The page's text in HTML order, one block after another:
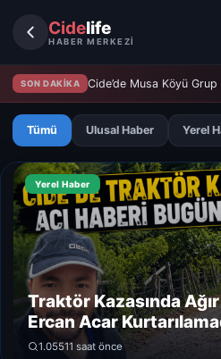
Cidelife
HABER MERKEZİ
SON DAKİKA Cide’de Musa Köyü
Tümü Ulusal Haber Yerel
Yerel Haber
Traktör Kazasında
Ercan Acar
1.05511 saat önce